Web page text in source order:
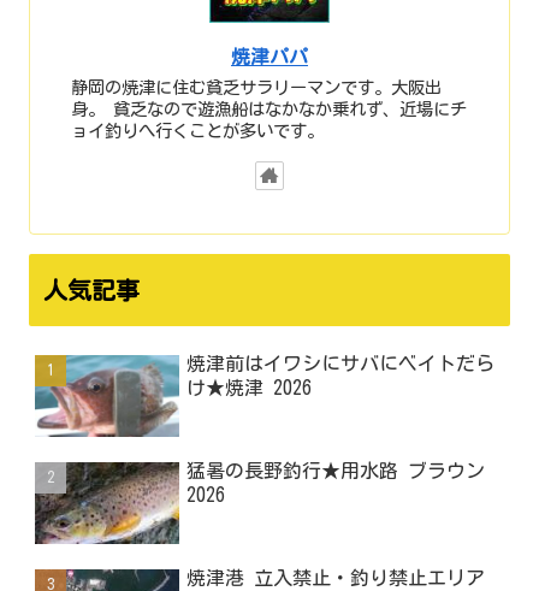
焼津パパ
静岡の焼津に住む貧乏サラリーマンです。大阪出
身。 貧乏なので遊漁船はなかなか乗れず、近場にチ
ョイ釣りへ行くことが多いです。
人気記事
焼津前はイワシにサバにベイトだら
け★焼津 2026
猛暑の長野釣行★用水路 ブラウン
2026
焼津港 立入禁止・釣り禁止エリア